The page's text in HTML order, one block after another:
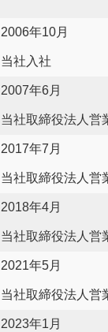
2006年10月
当社入社
2007年6月
当社取締役法人営
2017年7月
当社取締役法人営
2018年4月
当社取締役法人営
2021年5月
当社取締役法人営
2023年1月